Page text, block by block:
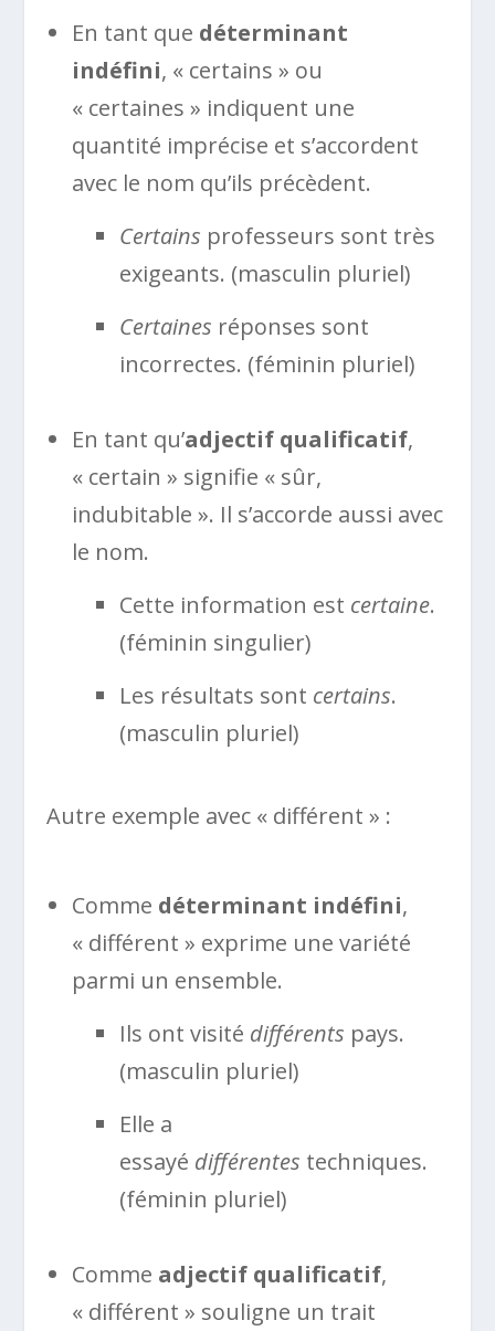
En tant que déterminant
indéfini, « certains » ou
« certaines » indiquent une
quantité imprécise et s’accordent
avec le nom qu’ils précèdent.
Certains professeurs sont très
exigeants. (masculin pluriel)
Certaines réponses sont
incorrectes. (féminin pluriel)
En tant qu’adjectif qualificatif,
« certain » signifie « sûr,
indubitable ». Il s’accorde aussi avec
le nom.
Cette information est certaine.
(féminin singulier)
Les résultats sont certains.
(masculin pluriel)
Autre exemple avec « différent » :
Comme déterminant indéfini,
« différent » exprime une variété
parmi un ensemble.
Ils ont visité différents pays.
(masculin pluriel)
Elle a
essayé différentes techniques.
(féminin pluriel)
Comme adjectif qualificatif,
« différent » souligne un trait